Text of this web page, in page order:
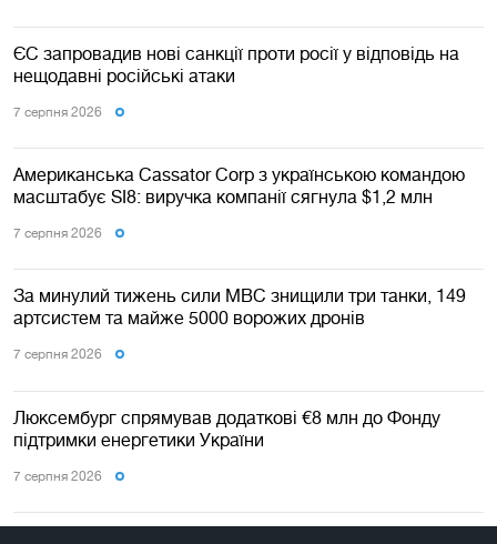
ЄС запровадив нові санкції проти росії у відповідь на
нещодавні російські атаки
7 серпня 2026
Американська Cassator Corp з українською командою
масштабує SI8: виручка компанії сягнула $1,2 млн
7 серпня 2026
За минулий тижень сили МВС знищили три танки, 149
артсистем та майже 5000 ворожих дронів
7 серпня 2026
Люксембург спрямував додаткові €8 млн до Фонду
підтримки енергетики України
7 серпня 2026